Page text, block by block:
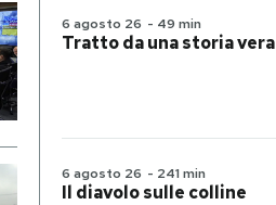
6 agosto 26 - 49 min
Tratto da una storia vera
6 agosto 26 - 241 min
Il diavolo sulle colline